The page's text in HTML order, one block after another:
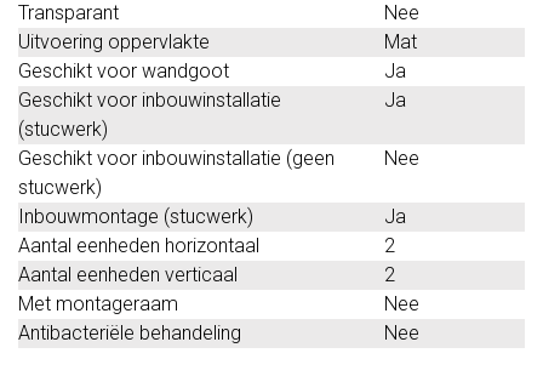
Transparant
Nee
Uitvoering oppervlakte
Mat
Geschikt voor wandgoot
Ja
Geschikt voor inbouwinstallatie
(stucwerk)
Ja
Geschikt voor inbouwinstallatie (geen
stucwerk)
Nee
Inbouwmontage (stucwerk)
Ja
Aantal eenheden horizontaal
2
Aantal eenheden verticaal
2
Met montageraam
Nee
Antibacteriële behandeling
Nee